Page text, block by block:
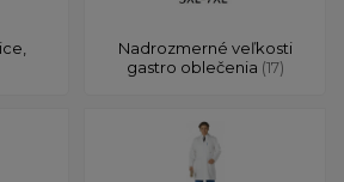
Nadrozmerné veľkosti
gastro oblečenia (17)